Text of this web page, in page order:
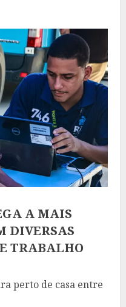
A MAIS
DIVERSAS
TRABALHO
perto de casa entre